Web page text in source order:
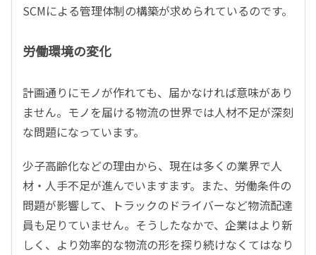
SCMによる管理体制の構築が求められているのです。
労働環境の変化
計画通りにモノが作れても、届かなければ意味があり
ません。モノを届ける物流の世界では人材不足が深刻
な問題になっています。
少子高齢化などの理由から、現在は多くの業界で人
材・人手不足が進んでいますます。また、労働条件の
問題が影響して、トラックのドライバーなど物流配達
員も足りていません。そうしたなかで、企業はより新
しく、より効率的な物流の形を探り続けなくてはなり